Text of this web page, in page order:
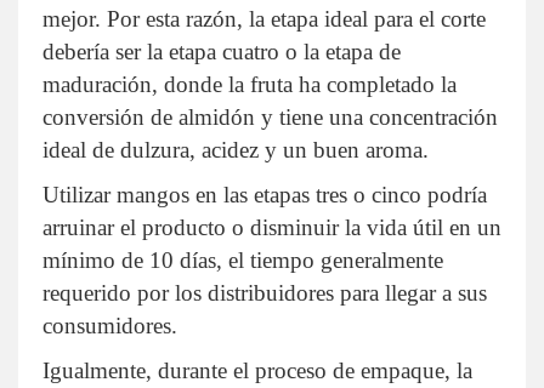
mejor. Por esta razón, la etapa ideal para el corte
debería ser la etapa cuatro o la etapa de
maduración, donde la fruta ha completado la
conversión de almidón y tiene una concentración
ideal de dulzura, acidez y un buen aroma.
Utilizar mangos en las etapas tres o cinco podría
arruinar el producto o disminuir la vida útil en un
mínimo de 10 días, el tiempo generalmente
requerido por los distribuidores para llegar a sus
consumidores.
Igualmente, durante el proceso de empaque, la